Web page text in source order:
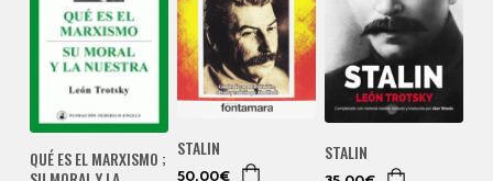
QUÉ ES EL MARXISMO ; STALIN
50,00€
STALIN